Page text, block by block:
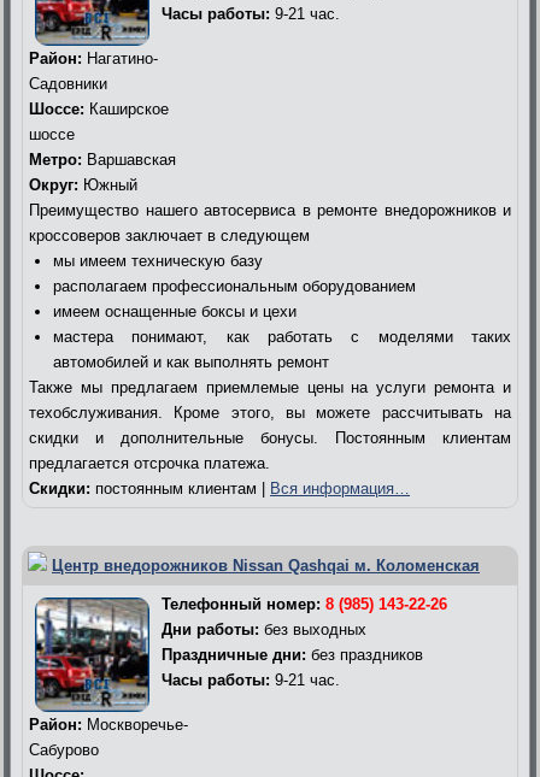
Часы работы: 9-21 час.
Район: Нагатино-
Садовники
Шоссе: Каширское
шоссе
Метро: Варшавская
Округ: Южный
Преимущество нашего автосервиса в ремонте внедорожников и
кроссоверов заключает в следующем
мы имеем техническую базу
располагаем профессиональным оборудованием
имеем оснащенные боксы и цехи
мастера понимают, как работать с моделями таких
автомобилей и как выполнять ремонт
Также мы предлагаем приемлемые цены на услуги ремонта и
техобслуживания. Кроме этого, вы можете рассчитывать на
скидки и дополнительные бонусы. Постоянным клиентам
предлагается отсрочка платежа.
Скидки: постоянным клиентам | Вся информация…
Центр внедорожников Nissan Qashqai м. Коломенская
Телефонный номер: 8 (985) 143-22-26
Дни работы: без выходных
Праздничные дни: без праздников
Часы работы: 9-21 час.
Район: Москворечье-
Сабурово